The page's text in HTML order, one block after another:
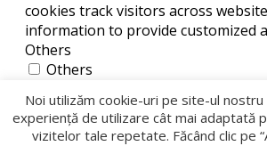
Noi utilizăm cookie-uri pe site-ul
experiență de utilizare cât mai adaptată
vizitelor tale repetate. Făcând clic pe
cookies track visitors across
information to provide customized
Others
Others
being analyzed and have not been
category as yet.